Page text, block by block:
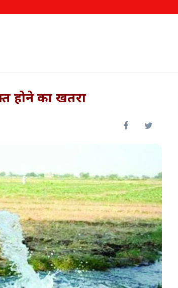
होने का खतरा
PM Kisan 24वीं किस्त की तारीख
पर बड़ा अपडेट, जानें कब आएंगे
2000 रुपये
05-Aug-2026 04:51 PM